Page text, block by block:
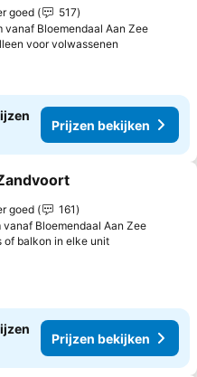
goed
517
vanaf Bloemendaal Aan Zee
voor volwassenen
Prijzen bekijken
aan favorieten
goed
161
vanaf Bloemendaal Aan Zee
of balkon in elke unit
Prijzen bekijken